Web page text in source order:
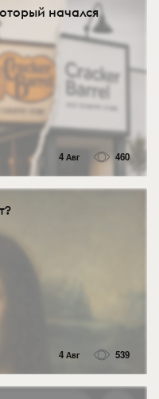
начался
4 Авг 460
4 Авг 539